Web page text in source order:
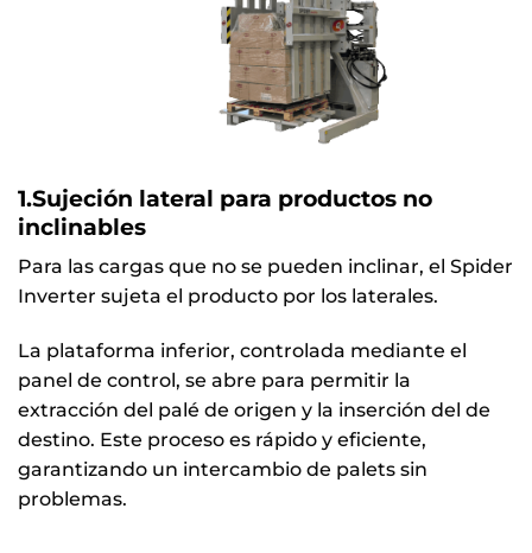
1.Sujeción lateral para productos no
inclinables
Para las cargas que no se pueden inclinar, el Spider
Inverter sujeta el producto por los laterales.
La plataforma inferior, controlada mediante el
panel de control, se abre para permitir la
extracción del palé de origen y la inserción del de
destino. Este proceso es rápido y eficiente,
garantizando un intercambio de palets sin
problemas.